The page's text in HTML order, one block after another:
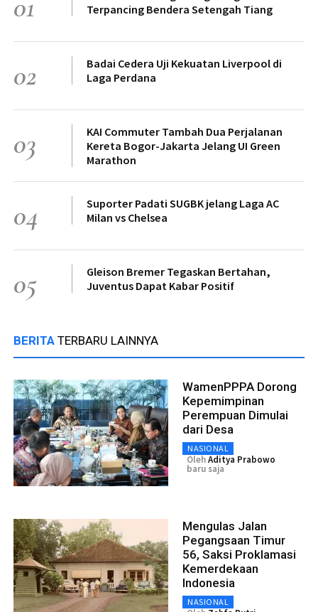
Terpancing Bendera Setengah Tiang
02
Badai Cedera Uji Kekuatan Liverpool di
Laga Perdana
03
KAI Commuter Tambah Dua Perjalanan
Kereta Bogor-Jakarta Jelang UI Green
Marathon
04
Suporter Padati SUGBK jelang Laga AC
Milan vs Chelsea
05
Gleison Bremer Tegaskan Bertahan,
Juventus Dapat Kabar Positif
BERITA TERBARU LAINNYA
WamenPPPA Dorong
Kepemimpinan
Perempuan Dimulai
dari Desa
NASIONAL
OlehAditya Prabowo
baru saja
Mengulas Jalan
Pegangsaan Timur
56, Saksi Proklamasi
Kemerdekaan
Indonesia
NASIONAL